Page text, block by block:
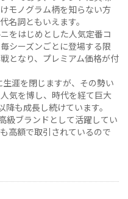
モノグラム柄を知らない方
名詞ともいえます。
をはじめとした人気定番コ
シーズンごとに登場する限
となり、プレミアム価格が付
涯を閉じますが、その勢い
気を博し、時代を経て巨大
も成長し続けています。
級ブランドとして活躍してい
高額で取引されているので